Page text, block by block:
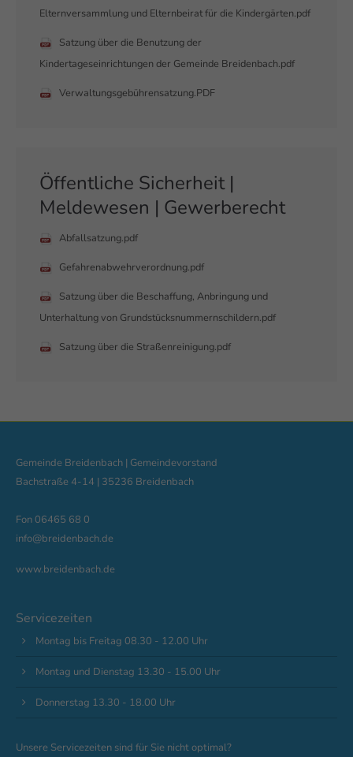
Elternversammlung und Elternbeirat für die Kindergärten.pdf
Satzung über die Benutzung der
Kindertageseinrichtungen der Gemeinde Breidenbach.pdf
Verwaltungsgebührensatzung.PDF
Öffentliche Sicherheit |
Meldewesen | Gewerberecht
Abfallsatzung.pdf
Gefahrenabwehrverordnung.pdf
Satzung über die Beschaffung, Anbringung und
Unterhaltung von Grundstücksnummernschildern.pdf
Satzung über die Straßenreinigung.pdf
Gemeinde Breidenbach | Gemeindevorstand
Bachstraße 4-14 | 35236 Breidenbach
Fon 06465 68 0
info@breidenbach.de
www.breidenbach.de
Servicezeiten
Montag bis Freitag 08.30 - 12.00 Uhr
Montag und Dienstag 13.30 - 15.00 Uhr
Donnerstag 13.30 - 18.00 Uhr
Unsere Servicezeiten sind für Sie nicht optimal?